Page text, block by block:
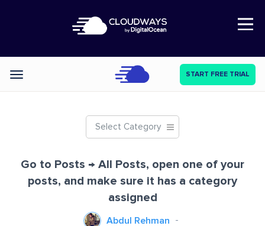
Open Nav
Categories START FREE TRIAL
Select Category
Go to Posts → All Posts, open one of your
posts, and make sure it has a category
assigned
Abdul Rehman